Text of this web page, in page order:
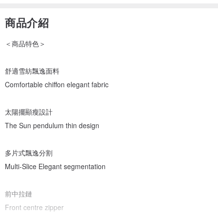
商品介紹
＜商品特色＞
舒適雪紡飄逸面料
Comfortable chiffon elegant fabric
太陽擺顯瘦設計
The Sun pendulum thin design
多片式飄逸分割
Multi-Slice Elegant segmentation
前中拉鏈
Front centre zipper